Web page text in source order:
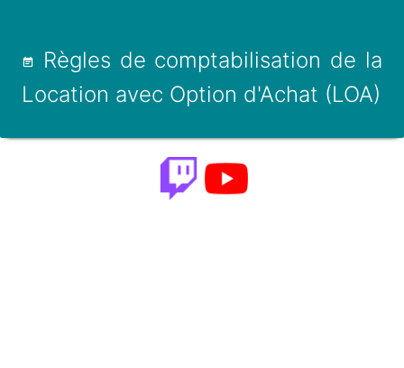
Règles de comptabilisation de la
Location avec Option d'Achat (LOA)